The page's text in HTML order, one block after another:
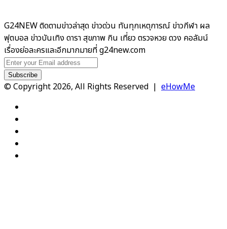
G24NEW ติดตามข่าวล่าสุด ข่าวด่วน ทันทุกเหตุการณ์ ข่าวกีฬา ผล
ฟุตบอล ข่าวบันเทิง ดารา สุขภาพ กิน เที่ยว ตรวจหวย ดวง คอลัมน์
เรื่องย่อละครและอีกมากมายที่ g24new.com
Enter
your
Email
© Copyright 2026, All Rights Reserved | eHowMe